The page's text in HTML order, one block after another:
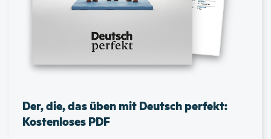
Der, die, das üben mit Deutsch perfekt:
Kostenloses PDF